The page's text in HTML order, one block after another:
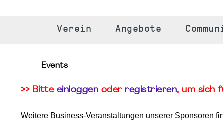
Verein Angebote
Events
>> Bitte einloggen oder registrieren, um sich
Weitere Business-Veranstaltungen unserer Sponsoren